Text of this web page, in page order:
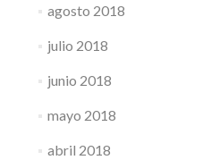
agosto 2018
julio 2018
junio 2018
mayo 2018
abril 2018